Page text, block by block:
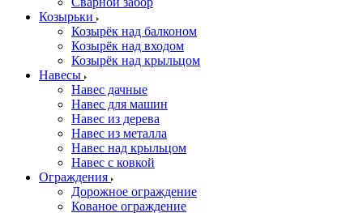
Козырьки
Козырёк над балконом
Козырёк над входом
Козырёк над крыльцом
Навесы
Навес дачные
Навес для машин
Навес из дерева
Навес из металла
Навес над крыльцом
Навес с ковкой
Ограждения
Дорожное ограждение
Кованое ограждение